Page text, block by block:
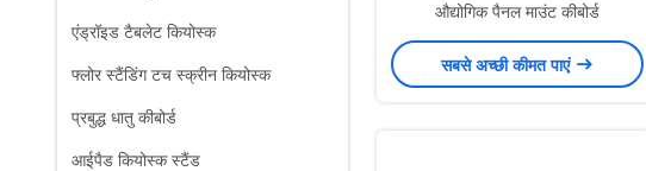
एंड्रॉइड टैबलेट कियोस्क
फ्लोर स्टैंडिंग टच स्क्रीन कियोस्क
प्रबुद्ध धातु कीबोर्ड
आईपैड कियोस्क स्टैंड
औद्योगिक पैनल माउंट कीबोर्ड
सबसे अच्छी कीमत पाएं